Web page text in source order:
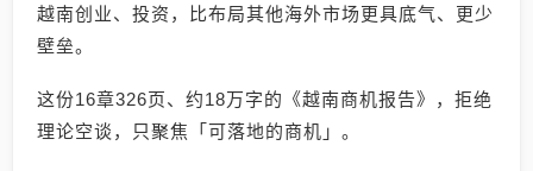
越南创业、投资，比布局其他海外市场更具底气、更少
壁垒。
这份16章326页、约18万字的《越南商机报告》，拒绝
理论空谈，只聚焦「可落地的商机」。